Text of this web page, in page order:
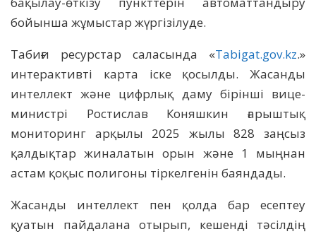
бойынша жұмыстар жүргізілуде.
Табиғи ресурстар саласында «Tabigat.gov.kz.»
интерактивті карта іске қосылды. Жасанды
интеллект және цифрлық даму бірінші вице-
министрі Ростислав Коняшкин ғарыштық
мониторинг арқылы 2025 жылы 828 заңсыз
қалдықтар жиналатын орын және 1 мыңнан
астам қоқыс полигоны тіркелгенін баяндады.
Жасанды интеллект пен қолда бар есептеу
қуатын пайдалана отырып, кешенді тәсілдің